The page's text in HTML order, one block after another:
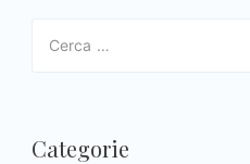
Ricerca
per:
Categorie